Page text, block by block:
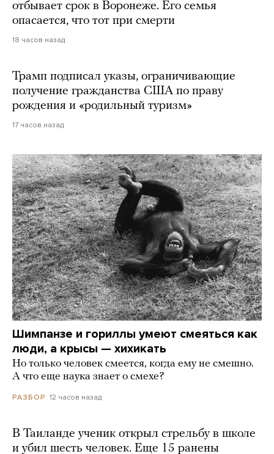
отбывает срок в Воронеже. Его семья
опасается, что тот при смерти
18 часов назад
Трамп подписал указы, ограничивающие
получение гражданства США по праву
рождения и «родильный туризм»
17 часов назад
Шимпанзе и гориллы умеют смеяться как
люди, а крысы — хихикать
Но только человек смеется, когда ему не смешно.
А что еще наука знает о смехе?
РАЗБОР 12 часов назад
В Таиланде ученик открыл стрельбу в школе
и убил шесть человек. Еще 15 ранены